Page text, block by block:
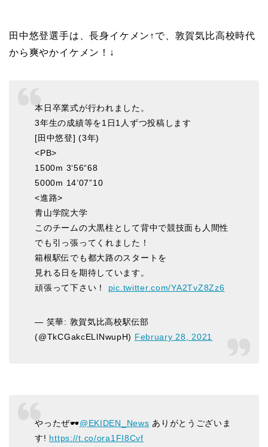
田中悠登選手は、長身イケメン↑で、敦賀気比高校時代
から爽やかイケメン！↓
本日卒業式が行われました。
3年生の成績等を1日1人ずつ投稿します
[田中悠登] (3年)
<PB>
1500m 3‘56“68
5000m 14’07”10
<進路>
青山学院大学
このチームの大黒柱として背中で競技面も人間性
でも引っ張ってくれました！
箱根駅伝でも都大路のスタートを
見れる日を期待しています。
頑張って下さい！ pic.twitter.com/YA2TvZ8Zz6
— 笑華: 敦賀気比高校駅伝部
(@TkCGakcELlNwupH) February 28, 2021
やったぜ🕶@EKIDEN_News ありがとうございま
す! https://t.co/ora1FI8Cvf